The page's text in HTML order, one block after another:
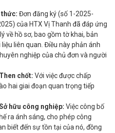
thức: Đơn đăng ký (số 1-2025-
của HTX Vị Thanh đã đáp ứng
về hồ sơ, bao gồm tờ khai, bản
liên quan. Điều này phản ánh
nghiệp của chủ đơn và người
chốt: Với việc được chấp
hai giai đoạn quan trọng tiếp
hữu công nghiệp: Việc công bố
ra ánh sáng, cho phép công
biết đến sự tồn tại của nó, đồng